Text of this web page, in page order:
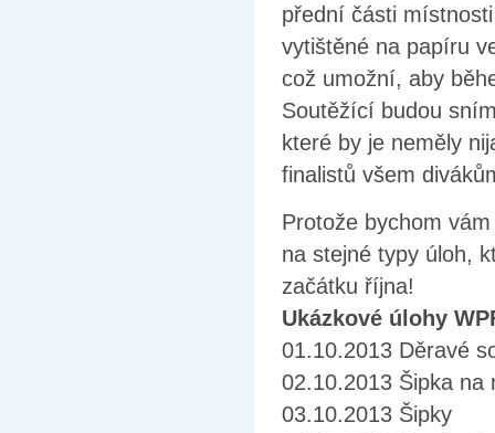
přední části
vytištěné na papíru
což umožní, aby
Soutěžící budou
které by je neměly
finalistů všem
Protože bychom
na stejné typy úloh,
začátku října!
Ukázkové úlohy
01.10.2013 Děravé
02.10.2013 Šipka na
03.10.2013 Šipky